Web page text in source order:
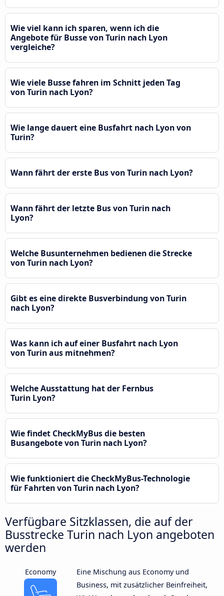
Wie viel kann ich sparen, wenn ich die
Angebote für Busse von Turin nach Lyon
vergleiche?
Wie viele Busse fahren im Schnitt jeden Tag
von Turin nach Lyon?
Wie lange dauert eine Busfahrt nach Lyon von
Turin?
Wann fährt der erste Bus von Turin nach Lyon?
Wann fährt der letzte Bus von Turin nach
Lyon?
Welche Busunternehmen bedienen die Strecke
von Turin nach Lyon?
Gibt es eine direkte Busverbindung von Turin
nach Lyon?
Was kann ich auf einer Busfahrt nach Lyon
von Turin aus mitnehmen?
Welche Ausstattung hat der Fernbus
Turin Lyon?
Wie findet CheckMyBus die besten
Busangebote von Turin nach Lyon?
Wie funktioniert die CheckMyBus-Technologie
für Fahrten von Turin nach Lyon?
Verfügbare Sitzklassen, die auf der
Busstrecke Turin nach Lyon angeboten
werden
Economy
Eine Mischung aus Economy und
Business, mit zusätzlicher Beinfreiheit,